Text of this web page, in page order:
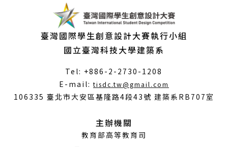
臺灣國際學生創意設計大賽執行小組
國立臺灣科技大學建築系
Tel: +886-2-2730-1208
E-mail:tisdc.tw@gmail.com
開
106335 臺北市大安區基隆路4段43號 建築系RB707室
主辦機關
教育部高等教育司